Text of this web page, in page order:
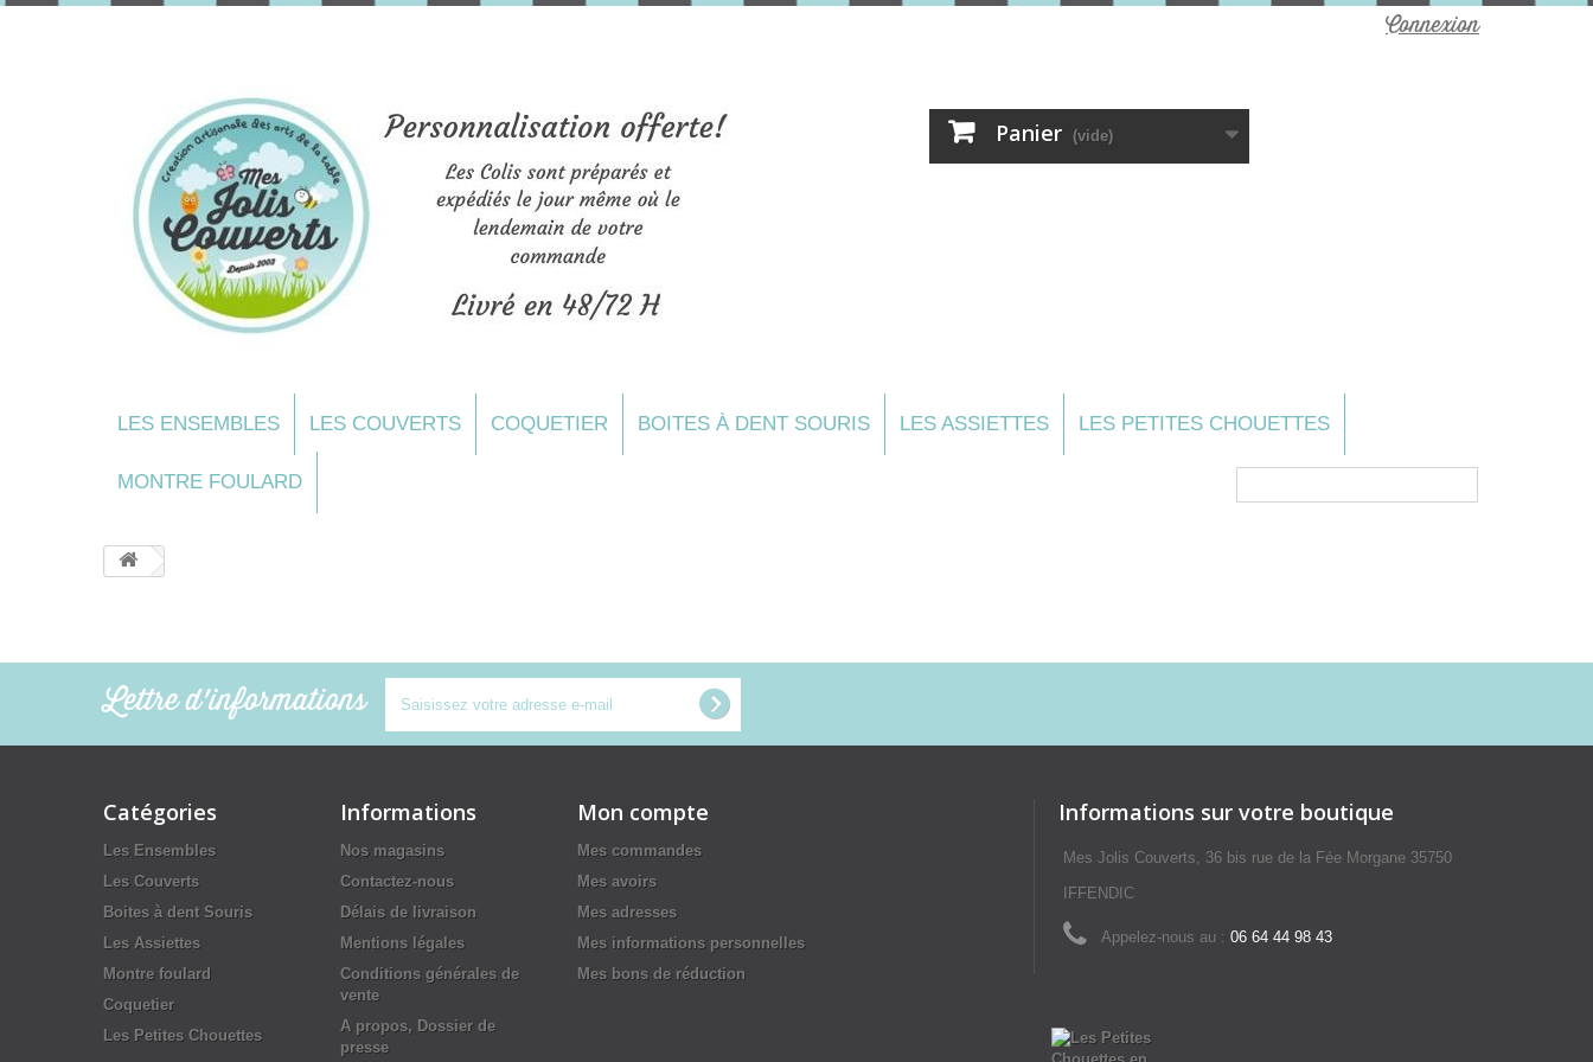
Connexion
Panier (vide)
LES ENSEMBLES LES COUVERTS COQUETIER BOITES À DENT SOURIS LES ASSIETTES LES PETITES CHOUETTES
MONTRE FOULARD
Lettre d'informations
Catégories
Les Ensembles
Les Couverts
Boites à dent Souris
Les Assiettes
Montre foulard
Coquetier
Les Petites Chouettes
Informations
Nos magasins
Contactez-nous
Délais de livraison
Mentions légales
Conditions générales de
vente
A propos, Dossier de
presse
Mon compte
Mes commandes
Mes avoirs
Mes adresses
Mes informations personnelles
Mes bons de réduction
Informations sur votre boutique
Mes Jolis Couverts, 36 bis rue de la Fée Morgane 35750
IFFENDIC
Appelez-nous au : 06 64 44 98 43